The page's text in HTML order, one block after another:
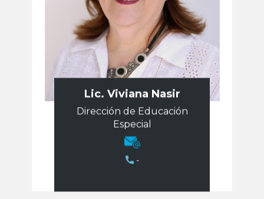
Lic. Viviana Nasir
Dirección de Educación
Especial
-